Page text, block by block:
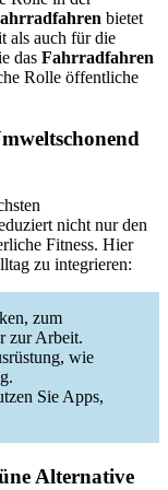
bietet
als auch für die
das Fahrradfahren
Rolle öffentliche
nicht nur den
Fitness. Hier
zu integrieren:
zum
zur Arbeit.
wie
Sie Apps,
Alternative